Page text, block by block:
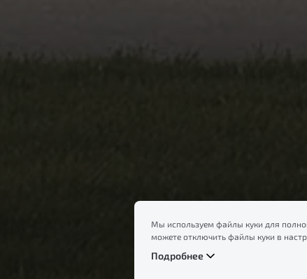
Мы используем файлы куки для
можете отключить файлы куки в
ознакомление с информацией по
Подробнее